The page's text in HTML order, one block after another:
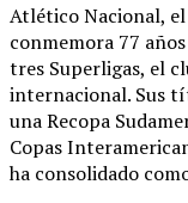
Atlético Nacional, el
conmemora 77
tres Superligas, el
internacional. Sus
una Recopa
Copas
ha consolidado